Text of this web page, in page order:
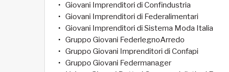
Giovani Imprenditori di Confindustria
Giovani Imprenditori di Federalimentari
Giovani Imprenditori di Sistema Moda Italia
Gruppo Giovani FederlegnoArredo
Gruppo Giovani Imprenditori di Confapi
Gruppo Giovani Federmanager